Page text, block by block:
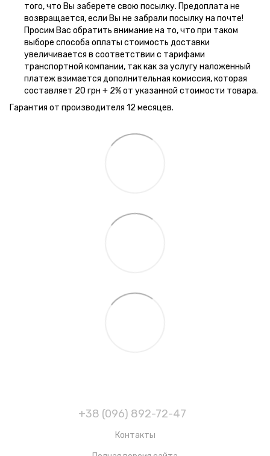
того, что Вы заберете свою посылку. Предоплата не
возвращается, если Вы не забрали посылку на почте!
Просим Вас обратить внимание на то, что при таком
выборе способа оплаты стоимость доставки
увеличивается в соответствии с тарифами
транспортной компании, так как за услугу наложенный
платеж взимается дополнительная комиссия, которая
составляет 20 грн + 2% от указанной стоимости товара.
Гарантия от производителя 12 месяцев.
+38 (096) 892-72-47
Контакты